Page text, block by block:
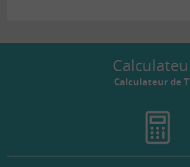
Calculateur de